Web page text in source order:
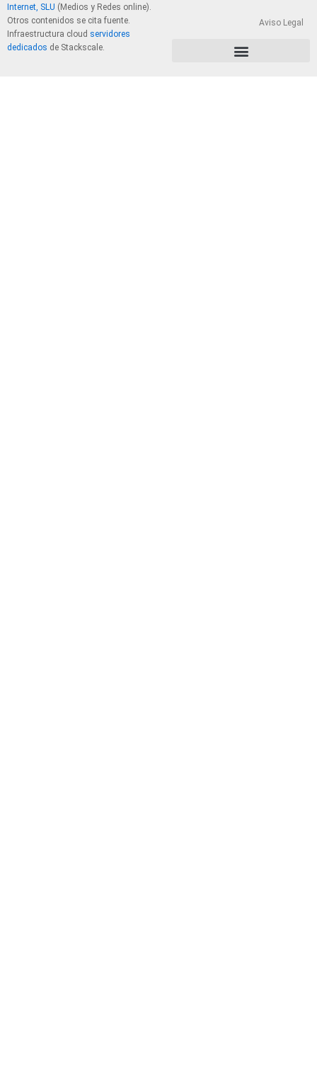
Internet, SLU (Medios y Redes online).
Otros contenidos se cita fuente.
Infraestructura cloud servidores
dedicados de Stackscale.
Aviso Legal